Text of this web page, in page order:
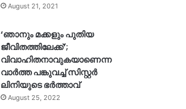
August 21, 2021
‘ഞാനും മക്കളും പുതിയ
ജീവിതത്തിലേക്ക്’;
വിവാഹിതനാവുകയാണെന്ന
വാർത്ത പങ്കുവച്ച് സിസ്റ്റർ
ലിനിയുടെ ഭർത്താവ്
August 25, 2022